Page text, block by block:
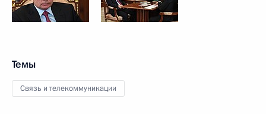
Темы
Связь и телекоммуникации